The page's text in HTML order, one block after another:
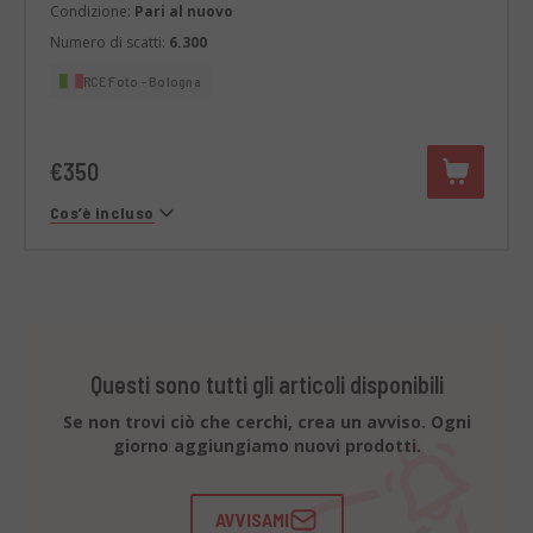
Condizione: Pari al nuovo
Numero di scatti: 6.300
RCE Foto - Bologna
€350
Cos’è incluso
Questi sono tutti gli articoli disponibili
Se non trovi ciò che cerchi, crea un avviso. Ogni
giorno aggiungiamo nuovi prodotti.
AVVISAMI